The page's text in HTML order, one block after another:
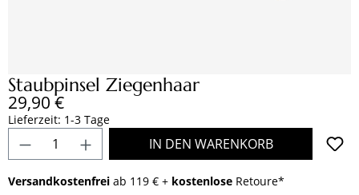
Staubpinsel Ziegenhaar
Regulärer Preis:
29,90 €
Lieferzeit: 1-3 Tage
Produkt Anzahl: Gib den gewünschten
IN DEN WARENKORB
Versandkostenfrei ab 119 € + kostenlose Retoure*